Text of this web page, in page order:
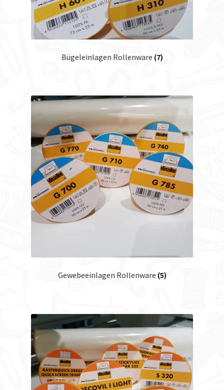
Bügeleinlagen Rollenware (7)
Gewebeeinlagen Rollenware (5)